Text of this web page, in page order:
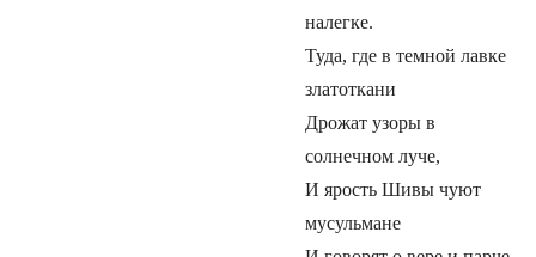
налегке.
Туда, где в темной лавке
златоткани
Дрожат узоры в
солнечном луче,
И ярость Шивы чуют
мусульмане